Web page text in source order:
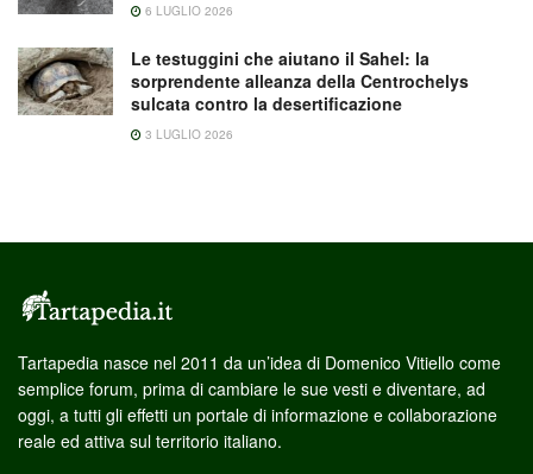
6 LUGLIO 2026
Le testuggini che aiutano il Sahel: la
sorprendente alleanza della Centrochelys
sulcata contro la desertificazione
3 LUGLIO 2026
Tartapedia nasce nel 2011 da un’idea di Domenico Vitiello come
semplice forum, prima di cambiare le sue vesti e diventare, ad
oggi, a tutti gli effetti un portale di informazione e collaborazione
reale ed attiva sul territorio italiano.